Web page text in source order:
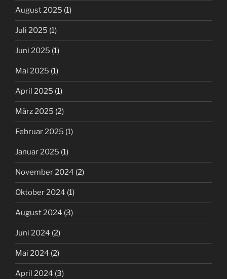
August 2025 (1)
Juli 2025 (1)
Juni 2025 (1)
Mai 2025 (1)
April 2025 (1)
März 2025 (2)
Februar 2025 (1)
Januar 2025 (1)
November 2024 (2)
Oktober 2024 (1)
August 2024 (3)
Juni 2024 (2)
Mai 2024 (2)
April 2024 (3)